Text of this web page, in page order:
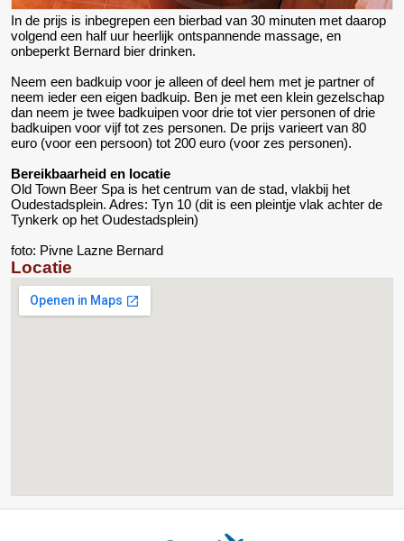
In de prijs is inbegrepen een bierbad van 30 minuten met daarop
volgend een half uur heerlijk ontspannende massage, en
onbeperkt Bernard bier drinken.
Neem een badkuip voor je alleen of deel hem met je partner of
neem ieder een eigen badkuip. Ben je met een klein gezelschap
dan neem je twee badkuipen voor drie tot vier personen of drie
badkuipen voor vijf tot zes personen. De prijs varieert van 80
euro (voor een persoon) tot 200 euro (voor zes personen).
Bereikbaarheid en locatie
Old Town Beer Spa is het centrum van de stad, vlakbij het
Oudestadsplein. Adres: Tyn 10 (dit is een pleintje vlak achter de
Tynkerk op het Oudestadsplein)
foto: Pivne Lazne Bernard
Locatie